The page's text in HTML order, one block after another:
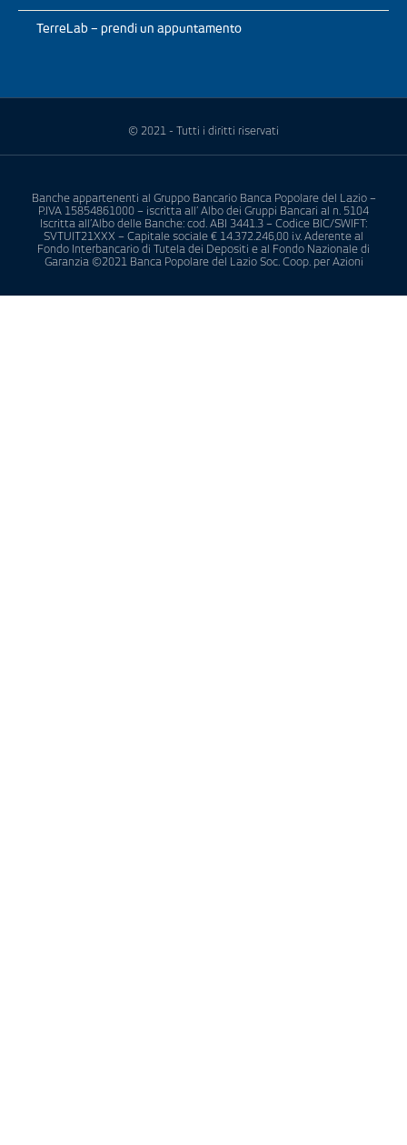
TerreLab – prendi un appuntamento
© 2021 - Tutti i diritti riservati
Banche appartenenti al Gruppo Bancario Banca Popolare del Lazio –
P.IVA 15854861000 – iscritta all’ Albo dei Gruppi Bancari al n. 5104
Iscritta all’Albo delle Banche: cod. ABI 3441.3 – Codice BIC/SWIFT:
SVTUIT21XXX – Capitale sociale € 14.372.246,00 i.v. Aderente al
Fondo Interbancario di Tutela dei Depositi e al Fondo Nazionale di
Garanzia ©2021 Banca Popolare del Lazio Soc. Coop. per Azioni